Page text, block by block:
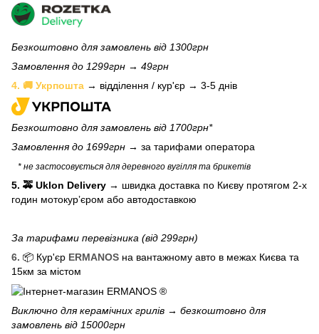
Безкоштовно для замовлень від 1300грн
Замовлення до 1299грн → 49грн
4. 🚚 Укрпошта → відділення / кур'єр → 3-5 днів
Безкоштовно для замовлень від 1700грн*
Замовлення до 1699грн → за тарифами оператора
* не застосовується для деревного вугілля та брикетів
5. 🚕 Uklon Delivery → швидка доставка по Києву протягом 2-х
годин мотокурʼєром або автодоставкою
За тарифами перевізника (від 299грн)
6. 📦 Кур'єр ERMANOS на вантажному авто в межах Києва та
15км за містом
Виключно длякерамічних грилів → безкоштовно для
замовлень від 15000грн